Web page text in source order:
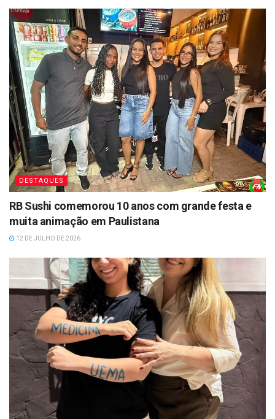
DESTAQUES
RB Sushi comemorou 10 anos com grande festa e
muita animação em Paulistana
12 DE JULHO DE 2026